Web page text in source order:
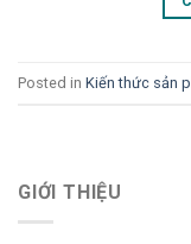
Posted in Kiến thức sản
GIỚI THIỆU